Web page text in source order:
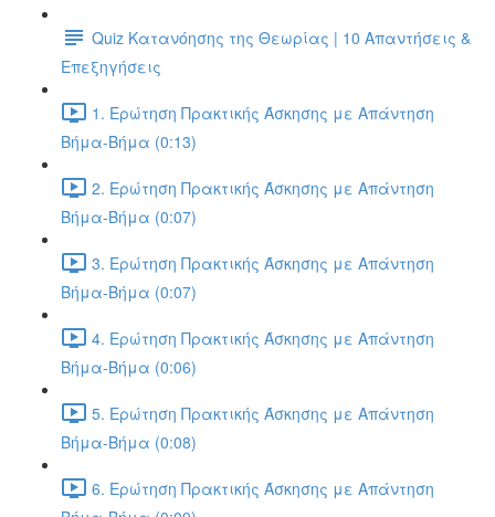
Quiz Κατανόησης της Θεωρίας | 10 Απαντήσεις &
Επεξηγήσεις
1. Ερώτηση Πρακτικής Άσκησης με Απάντηση
Βήμα-Βήμα (0:13)
2. Ερώτηση Πρακτικής Άσκησης με Απάντηση
Βήμα-Βήμα (0:07)
3. Ερώτηση Πρακτικής Άσκησης με Απάντηση
Βήμα-Βήμα (0:07)
4. Ερώτηση Πρακτικής Άσκησης με Απάντηση
Βήμα-Βήμα (0:06)
5. Ερώτηση Πρακτικής Άσκησης με Απάντηση
Βήμα-Βήμα (0:08)
6. Ερώτηση Πρακτικής Άσκησης με Απάντηση